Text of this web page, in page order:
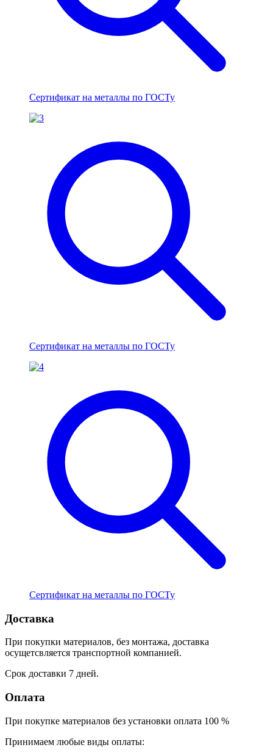
Сертификат на металлы по ГОСТу
Сертификат на металлы по ГОСТу
Сертификат на металлы по ГОСТу
Доставка
При покупки материалов, без монтажа, доставка
осущетсвляется транспортной компанией.
Срок доставки 7 дней.
Оплата
При покупке материалов без установки оплата 100 %
Принимаем любые виды оплаты: